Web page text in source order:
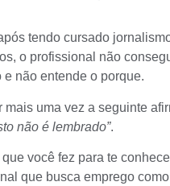
tendo cursado
o profissional não
e não entende o porque.
mais uma vez a seguinte
não é lembrado”.
que você fez para te
que busca emprego como